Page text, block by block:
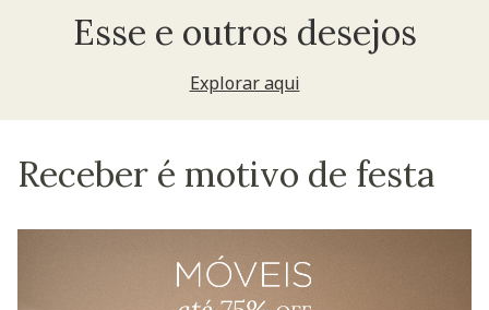
Esse e outros desejos
Explorar aqui
Receber é motivo de festa